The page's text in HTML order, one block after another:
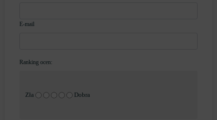
E-mail
Ranking ocen:
Zła Dobra